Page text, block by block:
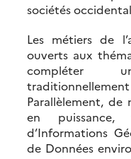
sociétés
Les métiers de
ouverts aux
compléter
Parallèlement,
en
d’Informations
de Données